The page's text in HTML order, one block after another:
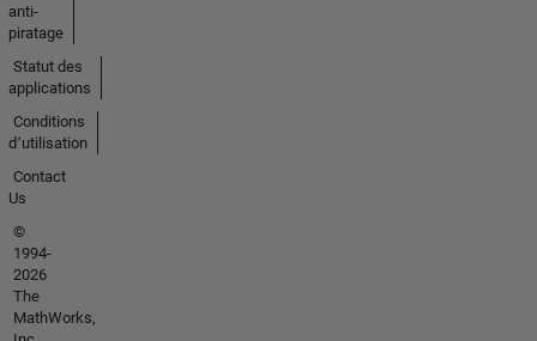
anti-
piratage
Statut des
applications
Conditions
d՚utilisation
Contact
Us
©
1994-
2026
The
MathWorks,